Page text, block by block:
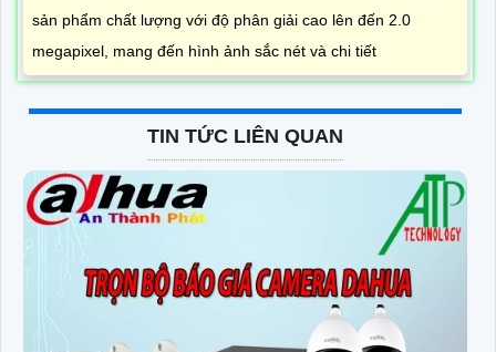
sản phẩm chất lượng với độ phân giải cao lên đến 2.0
megapixel, mang đến hình ảnh sắc nét và chi tiết
TIN TỨC LIÊN QUAN